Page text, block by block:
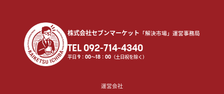
株式会社セブンマーケット 「解決市場」運営事務局
TEL 092-714-4340
平日9 ：00〜18 ：00 （土日祝を除く）
運営会社